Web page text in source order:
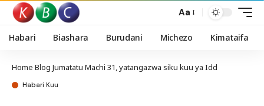
Aa
Habari Biashara Burudani Michezo Kimataifa
Home Blog Jumatatu Machi 31, yatangazwa siku kuu ya Idd
Habari Kuu